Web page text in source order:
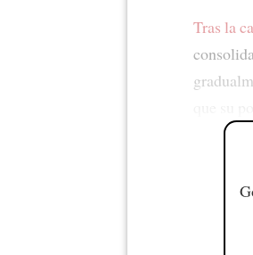
Tras la